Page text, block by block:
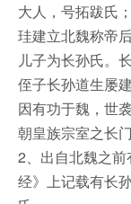
大人，号拓跋氏
珪建立北魏称帝
儿子为长孙氏。
侄子长孙道生屡
因有功于魏，世
朝皇族宗室之长
2、出自北魏之
经》上记载有长